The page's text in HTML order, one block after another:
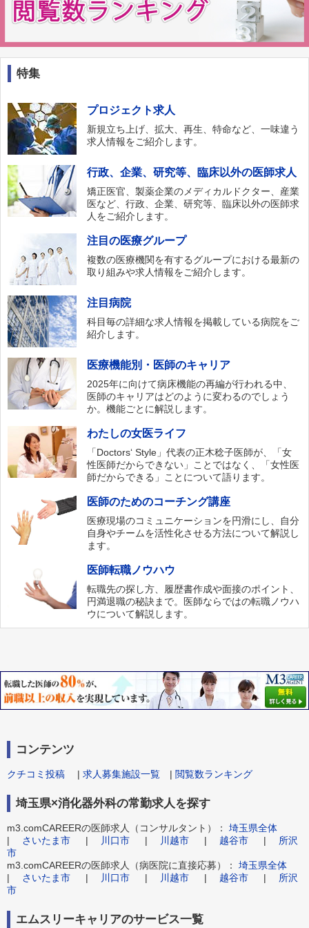
特集
プロジェクト求人
新規立ち上げ、拡大、再生、特命など、一味違う
求人情報をご紹介します。
行政、企業、研究等、臨床以外の医師求人
矯正医官、製薬企業のメディカルドクター、産業
医など、行政、企業、研究等、臨床以外の医師求
人をご紹介します。
注目の医療グループ
複数の医療機関を有するグループにおける最新の
取り組みや求人情報をご紹介します。
注目病院
科目毎の詳細な求人情報を掲載している病院をご
紹介します。
医療機能別・医師のキャリア
2025年に向けて病床機能の再編が行われる中、
医師のキャリアはどのように変わるのでしょう
か。機能ごとに解説します。
わたしの女医ライフ
「Doctors‘ Style」代表の正木稔子医師が、「女
性医師だからできない」ことではなく、「女性医
師だからできる」ことについて語ります。
医師のためのコーチング講座
医療現場のコミュニケーションを円滑にし、自分
自身やチームを活性化させる方法について解説し
ます。
医師転職ノウハウ
転職先の探し方、履歴書作成や面接のポイント、
円満退職の秘訣まで。医師ならではの転職ノウハ
ウについて解説します。
コンテンツ
クチコミ投稿 | 求人募集施設一覧 | 閲覧数ランキング
埼玉県×消化器外科の常勤求人を探す
m3.comCAREERの医師求人（コンサルタント）： 埼玉県全体
| さいたま市 | 川口市 | 川越市 | 越谷市 | 所沢
市
m3.comCAREERの医師求人（病医院に直接応募）： 埼玉県全体
| さいたま市 | 川口市 | 川越市 | 越谷市 | 所沢
市
エムスリーキャリアのサービス一覧